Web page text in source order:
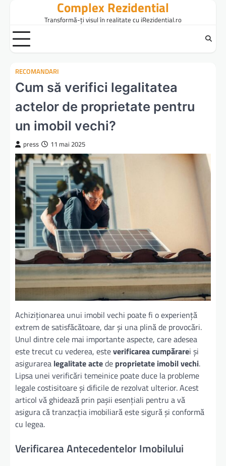
content
Complex Rezidential
Transformă-ți visul în realitate cu iRezidential.ro
RECOMANDARI
Cum să verifici legalitatea
actelor de proprietate pentru
un imobil vechi?
press 11 mai 2025
Achiziționarea unui imobil vechi poate fi o experiență
extrem de satisfăcătoare, dar și una plină de provocări.
Unul dintre cele mai importante aspecte, care adesea
este trecut cu vederea, esteverificarea cumpărarei și
asigurarea legalitate actede proprietate imobil vechi.
Lipsa unei verificări temeinice poate duce la probleme
legale costisitoare și dificile de rezolvat ulterior. Acest
articol vă ghidează prin pașii esențiali pentru a vă
asigura că tranzacția imobiliară este sigură și conformă
cu legea.
Verificarea Antecedentelor Imobilului